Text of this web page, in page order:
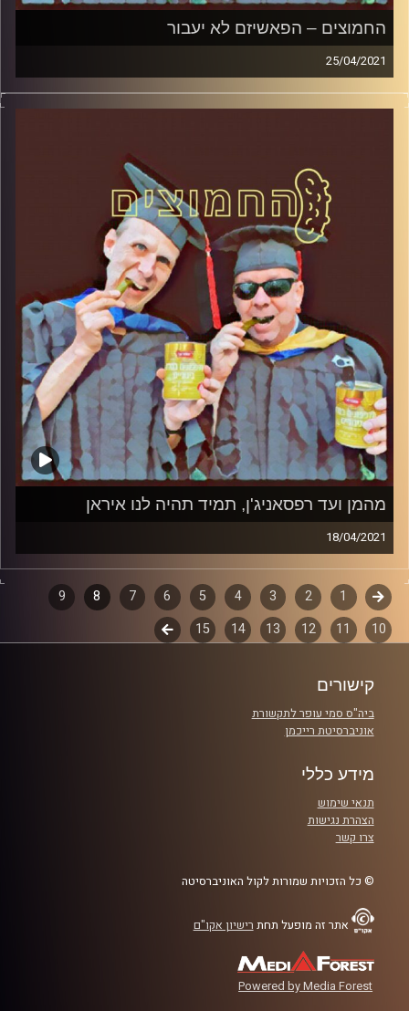
החמוצים – הפאשיזם לא יעבור
25/04/2021
החמוצים – בפעם הרביעית
עם פרופסור בועז בן-דוד ופרופסור גלעד
הירשברגר
והפעם: הפאשיזם לא יעבור
קרדיט תמונות:AudioVersity
מהמן ועד רפסאניג'ן, תמיד תהיה לנו איראן
18/04/2021
החמוצים – בפעם הרביעית
המערכת הפוליטית על ספת הפסיכולוג,
עם פרופסור בועז בן-דוד ופרופסור גלעד
הירשברגר
והפעם: מועד ד' – מהמן ועד רפסאניג'ן, תמיד
קרדיט תמונות:
דפדוף
פרקים
קודם 1
2
3
4
5
6
7
8
9
10
11
12
13
14
15
לשלב
קישורים
ביה"ס סמי עופר לתקשורת
אוניברסיטת רייכמן
מידע כללי
תנאי שימוש
הצהרת נגישות
צרו קשר
© כל הזכויות שמורות לקול האוניברסיטה
אתר זה מופעל תחת רישיון אקו"ם
Powered by Media Forest